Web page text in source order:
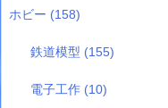
ホビー (158)
鉄道模型 (155)
電子工作 (10)